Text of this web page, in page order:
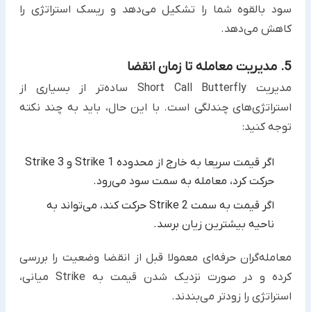
سود بالقوه شما را تشکیل می‌دهد و ریسک استراتژی را
کاهش می‌دهد.
5. مدیریت معامله تا زمان انقضا
مدیریت Short Call Butterfly ساده‌تر از بسیاری از
استراتژی‌های چندلگی است. با این حال، باید به چند نکته
توجه کنید:
اگر قیمت سریعا به خارج از محدوده Strike 1 و Strike 3
حرکت کرد، معامله به سمت سود می‌رود.
اگر قیمت به سمت Strike 2 حرکت کند، می‌تواند به
ناحیه بیشترین زیان برسد.
معامله‌گران حرفه‌ای معمولا قبل از انقضا وضعیت را بررسی
کرده و در صورت نزدیک شدن قیمت به Strike میانی،
استراتژی را زودتر می‌بندند.